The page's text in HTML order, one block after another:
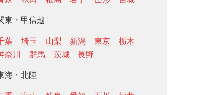
東・甲信越
葉 埼玉 山梨 新潟 東京
栃木
奈川
群馬 茨城 長野
海・北陸